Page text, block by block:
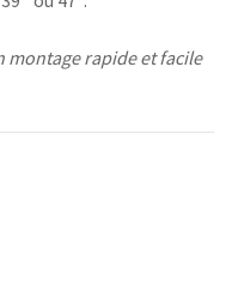
montage rapide et facile